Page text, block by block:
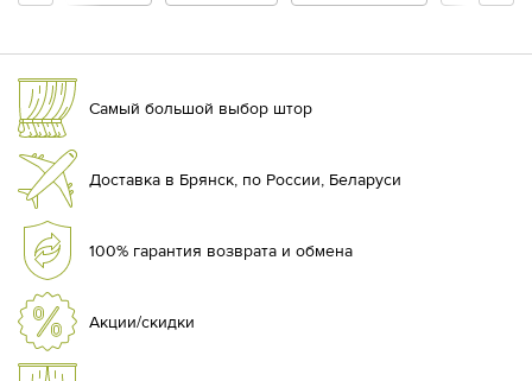
Самый большой выбор штор
Доставка в Брянск, по России, Беларуси
100% гарантия возврата и обмена
Акции/скидки